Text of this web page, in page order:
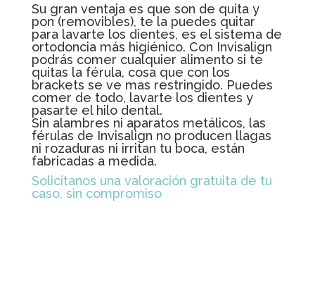
Su gran ventaja es que son de quita y
pon (removibles), te la puedes quitar
para lavarte los dientes, es el sistema de
ortodoncia más higiénico. Con Invisalign
podrás comer cualquier alimento si te
quitas la férula, cosa que con los
brackets se ve mas restringido. Puedes
comer de todo, lavarte los dientes y
pasarte el hilo dental.
Sin alambres ni aparatos metálicos, las
férulas de Invisalign no producen llagas
ni rozaduras ni irritan tu boca, están
fabricadas a medida.
Solicítanos una valoración gratuita de tu
caso, sin compromiso